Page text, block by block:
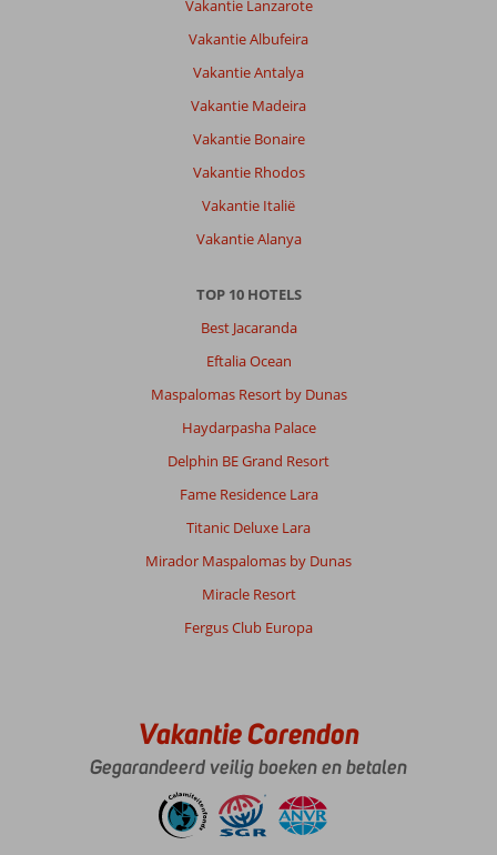
Vakantie Lanzarote
Vakantie Albufeira
Vakantie Antalya
Vakantie Madeira
Vakantie Bonaire
Vakantie Rhodos
Vakantie Italië
Vakantie Alanya
TOP 10 HOTELS
Best Jacaranda
Eftalia Ocean
Maspalomas Resort by Dunas
Haydarpasha Palace
Delphin BE Grand Resort
Fame Residence Lara
Titanic Deluxe Lara
Mirador Maspalomas by Dunas
Miracle Resort
Fergus Club Europa
Vakantie Corendon
Gegarandeerd veilig boeken en betalen